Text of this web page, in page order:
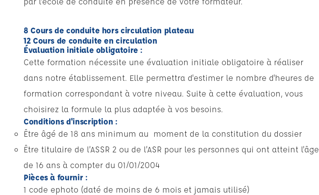
8 Cours de conduite hors circulation plateau
12 Cours de conduite en circulation
Évaluation initiale obligatoire :
Cette formation nécessite une évaluation initiale obligatoire à réaliser
dans notre établissement. Elle permettra d'estimer le nombre d'heures de
formation correspondant à votre niveau. Suite à cette évaluation, vous
choisirez la formule la plus adaptée à vos besoins.
Conditions d'inscription :
Être âgé de 18 ans minimum au moment de la constitution du dossier
Être titulaire de l’ASSR 2 ou de l’ASR pour les personnes qui ont atteint l'âge
de 16 ans à compter du 01/01/2004
Pièces à fournir :
1 code ephoto (daté de moins de 6 mois et jamais utilisé)